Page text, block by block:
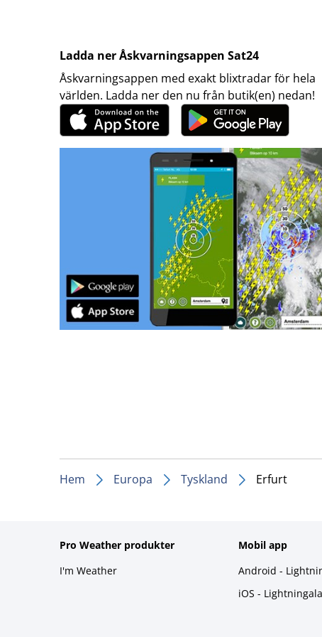
Ladda ner Åskvarningsappen Sat24
Åskvarningsappen med exakt blixtradar för hela
världen. Ladda ner den nu från butik(en) nedan!
Hem Europa Tyskland Erfurt
Pro Weather produkter
I'm Weather
Mobil app
Android -
iOS -